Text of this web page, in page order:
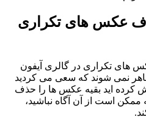
عکس های تکراری
های تکراری در گالری آیفون
نمی شوند که سعی می کردید
کرده اید بقیه عکس ها را حذف
ممکن است از آن آگاه نباشید،